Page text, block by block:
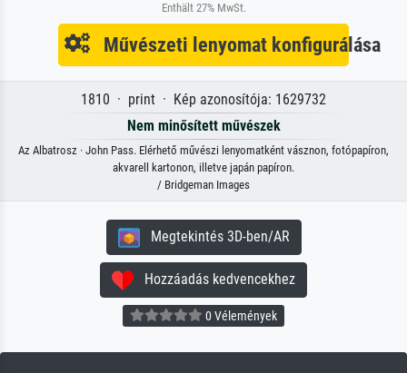
Enthält 27% MwSt.
Művészeti lenyomat konfigurálása
1810 · print · Kép azonosítója: 1629732
Nem minősített művészek
Az Albatrosz · John Pass. Elérhető művészi lenyomatként vásznon, fotópapíron,
akvarell kartonon, illetve japán papíron.
/ Bridgeman Images
Megtekintés 3D-ben/AR
Hozzáadás kedvencekhez
0 Vélemények